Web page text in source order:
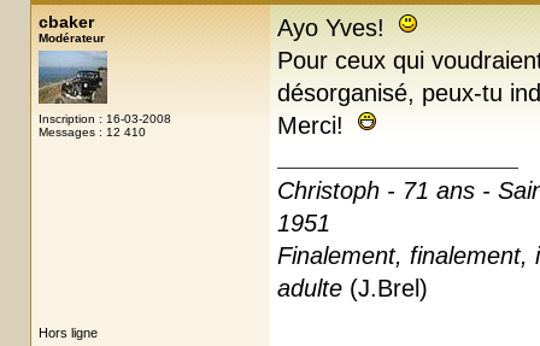
cbaker
Modérateur
Inscription : 16-03-2008
Messages : 12 410
Ayo Yves!
Pour ceux qui
désorganisé, peux-tu
Merci!
Christoph - 71 ans -
1951
Finalement, finalement,
adulte (J.Brel)
Hors ligne